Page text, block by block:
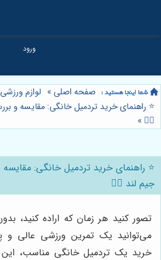
صفحه اصلی » لوازم ورزشی
⭐️ راهنمای خرید تردمیل خانگی: مقایسه و
🏃‍♀️
»
⭐️ راهنمای خرید تردمیل خانگی:
جیم لند 🏃‍♀️
تصور کنید هر زمان که اراده کنید،
می‌توانید یک تمرین ورزشی عالی و
خرید یک تردمیل خانگی مناسب، این